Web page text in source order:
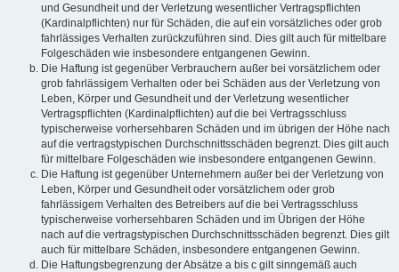
und Gesundheit und der Verletzung wesentlicher Vertragspflichten
(Kardinalpflichten) nur für Schäden, die auf ein vorsätzliches oder grob
fahrlässiges Verhalten zurückzuführen sind. Dies gilt auch für mittelbare
Folgeschäden wie insbesondere entgangenen Gewinn.
Die Haftung ist gegenüber Verbrauchern außer bei vorsätzlichem oder
grob fahrlässigem Verhalten oder bei Schäden aus der Verletzung von
Leben, Körper und Gesundheit und der Verletzung wesentlicher
Vertragspflichten (Kardinalpflichten) auf die bei Vertragsschluss
typischerweise vorhersehbaren Schäden und im übrigen der Höhe nach
auf die vertragstypischen Durchschnittsschäden begrenzt. Dies gilt auch
für mittelbare Folgeschäden wie insbesondere entgangenen Gewinn.
Die Haftung ist gegenüber Unternehmern außer bei der Verletzung von
Leben, Körper und Gesundheit oder vorsätzlichem oder grob
fahrlässigem Verhalten des Betreibers auf die bei Vertragsschluss
typischerweise vorhersehbaren Schäden und im Übrigen der Höhe
nach auf die vertragstypischen Durchschnittsschäden begrenzt. Dies gilt
auch für mittelbare Schäden, insbesondere entgangenen Gewinn.
Die Haftungsbegrenzung der Absätze a bis c gilt sinngemäß auch